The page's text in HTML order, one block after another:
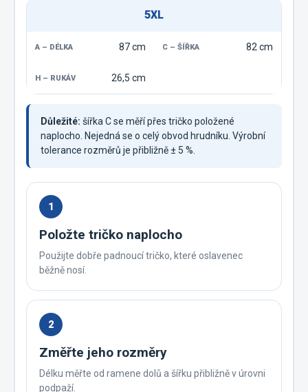
5XL
87 cm 82 cm
26,5 cm
Důležité: šířka C se měří přes tričko položené
naplocho. Nejedná se o celý obvod hrudníku. Výrobní
tolerance rozměrů je přibližně ± 5 %.
1
Položte tričko naplocho
Použijte dobře padnoucí tričko, které oslavenec
běžně nosí.
2
Změřte jeho rozměry
Délku měřte od ramene dolů a šířku přibližně v úrovni
podpaží.